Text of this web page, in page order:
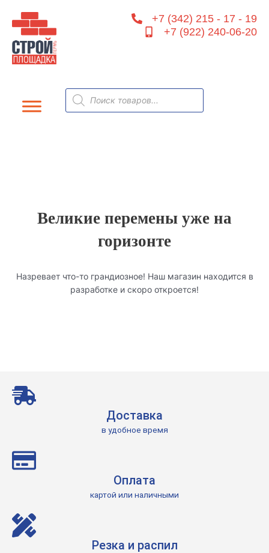
содержимому
+7 (342) 215 - 17 - 19
+7 (922) 240-06-20
Поиск
товаров
Великие перемены уже на
горизонте
Назревает что-то грандиозное! Наш магазин находится в
разработке и скоро откроется!
Доставка
в удобное время
Оплата
картой или наличными
Резка и распил